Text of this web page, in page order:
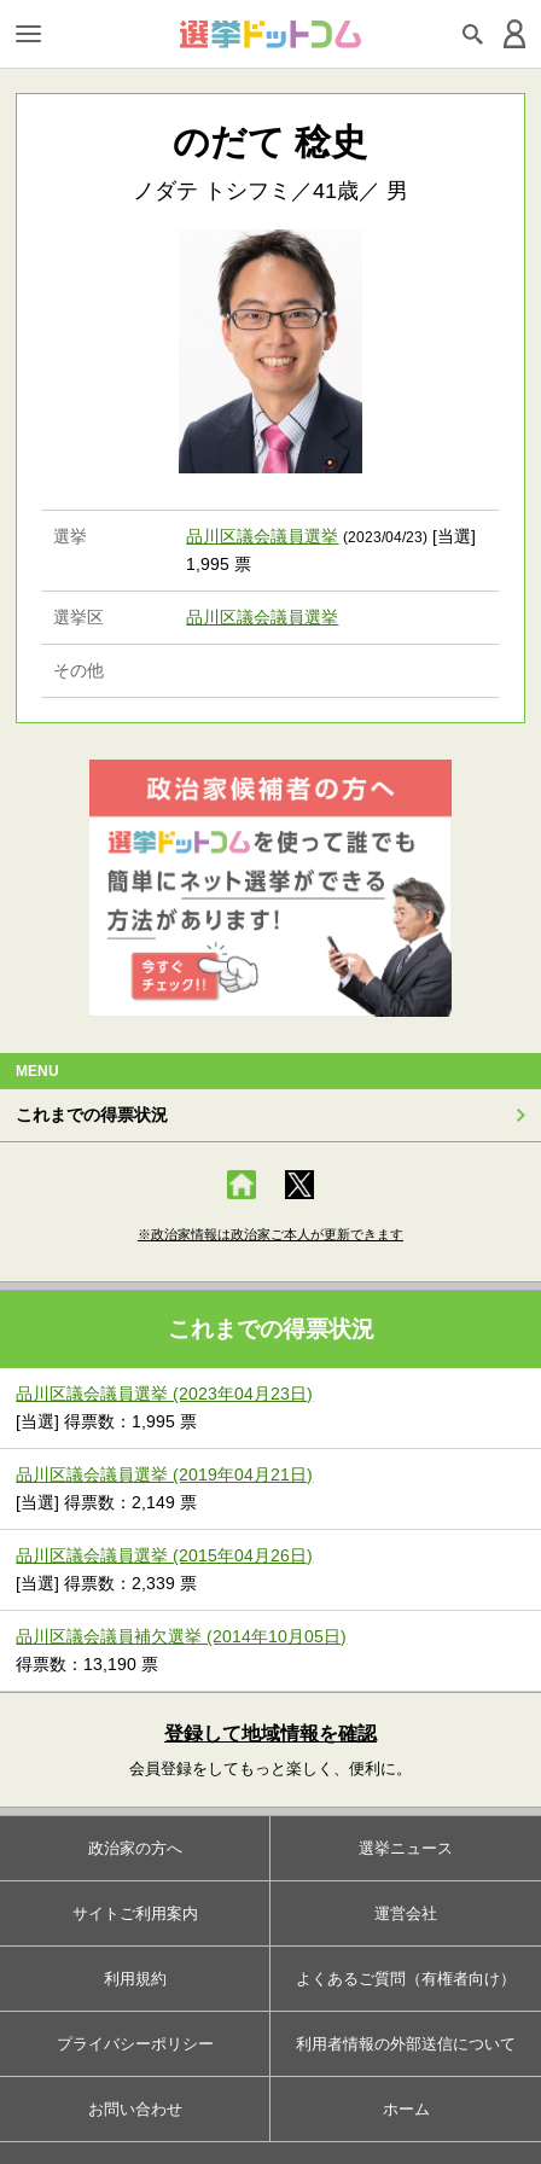
のだて 稔史
ノダテ トシフミ／41歳／ 男
選挙 品川区議会議員選挙 (2023/04/23) [当選]
1,995 票
選挙区 品川区議会議員選挙
その他
MENU
これまでの得票状況
※政治家情報は政治家ご本人が更新できます
これまでの得票状況
品川区議会議員選挙 (2023年04月23日)
[当選] 得票数：1,995 票
品川区議会議員選挙 (2019年04月21日)
[当選] 得票数：2,149 票
品川区議会議員選挙 (2015年04月26日)
[当選] 得票数：2,339 票
品川区議会議員補欠選挙 (2014年10月05日)
得票数：13,190 票
登録して地域情報を確認
会員登録をしてもっと楽しく、便利に。
政治家の方へ 選挙ニュース
サイトご利用案内 運営会社
利用規約 よくあるご質問（有権者向け）
プライバシーポリシー 利用者情報の外部送信について
お問い合わせ ホーム